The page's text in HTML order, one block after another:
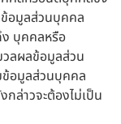
อมูลส่วนบุคคล
บุคคลหรือ
ลผลข้อมูลส่วน
อมูลส่วนบุคคล
ล่าวจะต้องไม่เป็น